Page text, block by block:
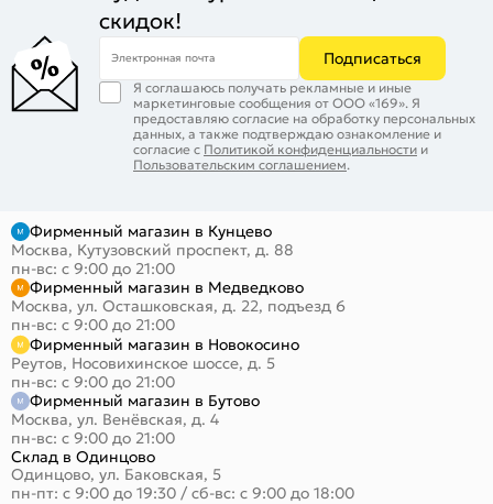
скидок!
Электронная почта Подписаться
Я соглашаюсь получать рекламные и иные
маркетинговые сообщения от ООО «169». Я
предоставляю согласие на обработку персональных
данных, а также подтверждаю ознакомление и
согласие с Политикой конфиденциальности и
Пользовательским соглашением.
Фирменный магазин в Кунцево
Москва, Кутузовский проспект, д. 88
пн-вс: с 9:00 до 21:00
Фирменный магазин в Медведково
Москва, ул. Осташковская, д. 22, подъезд 6
пн-вс: с 9:00 до 21:00
Фирменный магазин в Новокосино
Реутов, Носовихинское шоссе, д. 5
пн-вс: с 9:00 до 21:00
Фирменный магазин в Бутово
Москва, ул. Венёвская, д. 4
пн-вс: с 9:00 до 21:00
Склад в Одинцово
Одинцово, ул. Баковская, 5
пн-пт: с 9:00 до 19:30 / сб-вс: с 9:00 до 18:00